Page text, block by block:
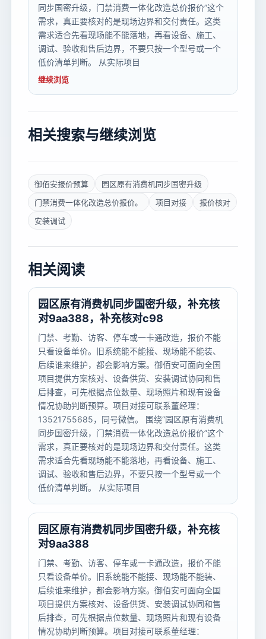
同步国密升级，门禁消费一体化改造总价报价”这个
需求，真正要核对的是现场边界和交付责任。这类
需求适合先看现场能不能落地，再看设备、施工、
调试、验收和售后边界，不要只按一个型号或一个
低价清单判断。 从实际项目
继续浏览
相关搜索与继续浏览
御佰安报价预算
园区原有消费机同步国密升级
门禁消费一体化改造总价报价。
项目对接
报价核对
安装调试
相关阅读
园区原有消费机同步国密升级，补充核
对9aa388，补充核对c98
门禁、考勤、访客、停车或一卡通改造，报价不能
只看设备单价。旧系统能不能接、现场能不能装、
后续谁来维护，都会影响方案。御佰安可面向全国
项目提供方案核对、设备供货、安装调试协同和售
后排查，可先根据点位数量、现场照片和现有设备
情况协助判断预算。项目对接可联系董经理：
13521755685，同号微信。 围绕“园区原有消费机
同步国密升级，门禁消费一体化改造总价报价”这个
需求，真正要核对的是现场边界和交付责任。这类
需求适合先看现场能不能落地，再看设备、施工、
调试、验收和售后边界，不要只按一个型号或一个
低价清单判断。 从实际项目
园区原有消费机同步国密升级，补充核
对9aa388
门禁、考勤、访客、停车或一卡通改造，报价不能
只看设备单价。旧系统能不能接、现场能不能装、
后续谁来维护，都会影响方案。御佰安可面向全国
项目提供方案核对、设备供货、安装调试协同和售
后排查，可先根据点位数量、现场照片和现有设备
情况协助判断预算。项目对接可联系董经理：